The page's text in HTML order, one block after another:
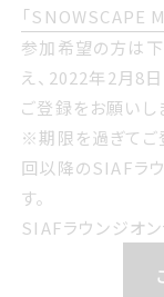
「SNOWSCAPE
参加希望の方は
え、2022年2月8
ご登録をお願いし
※期限を過ぎてご
回以降のSIAFラ
す。
SIAFラウンジオ